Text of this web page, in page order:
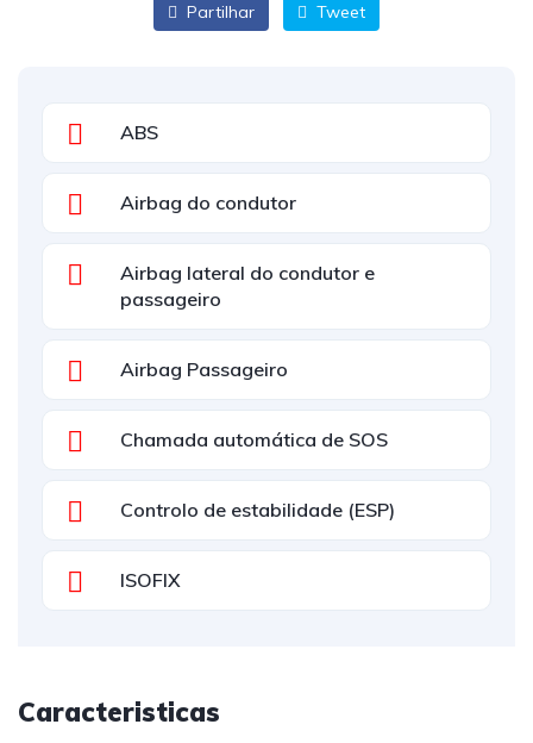
Partilhar Tweet
ABS
Airbag do condutor
Airbag lateral do condutor e
passageiro
Airbag Passageiro
Chamada automática de SOS
Controlo de estabilidade (ESP)
ISOFIX
Caracteristicas